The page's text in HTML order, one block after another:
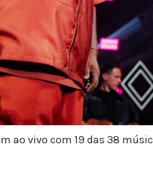
ao vivo com 19 das 38